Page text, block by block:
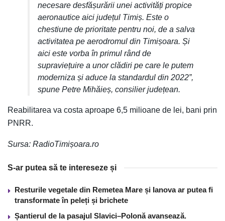
necesare desfășurării unei activități propice
aeronautice aici județul Timiș. Este o
chestiune de prioritate pentru noi, de a salva
activitatea pe aerodromul din Timișoara. Și
aici este vorba în primul rând de
supraviețuire a unor clădiri pe care le putem
moderniza și aduce la standardul din 2022”,
spune Petre Mihăieș, consilier județean.
Reabilitarea va costa aproape 6,5 milioane de lei, bani prin
PNRR.
Sursa: RadioTimișoara.ro
S-ar putea să te intereseze și
Resturile vegetale din Remetea Mare și Ianova ar putea fi
transformate în peleți și brichete
Șantierul de la pasajul Slavici–Polonă avansează.